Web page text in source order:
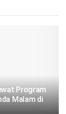
Program
Malam di